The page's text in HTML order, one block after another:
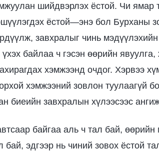
шийдвэрлэх ёстой. Чи ямар
ёстой—энэ бол Бурханы
завхралыг чинь
байлаа ч гэсэн өөрийн
хэмжээнд очдог. Хэрвээ
хэмжээний зовлон туулаагүй
биеийн завхралын хүлээсээс
байгаа аль ч тал бай, өөрийн
бай, эдгээр нь чиний зовох ёстой